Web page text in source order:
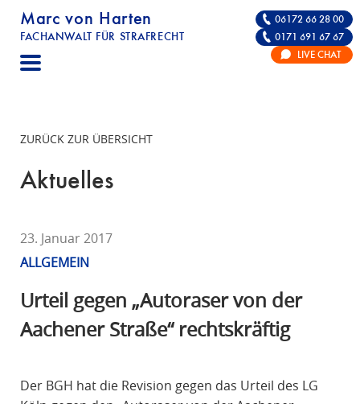
Marc von Harten
FACHANWALT FÜR STRAFRECHT
STRAFRECHT | RECHTSANWALT FÜR DIE
06172 66 28 00
0171 691 67 67
LIVE CHAT
ZURÜCK ZUR ÜBERSICHT
Aktuelles
23. Januar 2017
ALLGEMEIN
Urteil gegen „Autoraser von der
Aachener Straße“ rechtskräftig
Der BGH hat die Revision gegen das Urteil des LG